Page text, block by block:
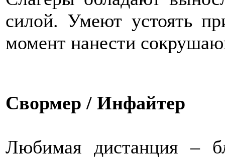
силой. Умеют устоять
момент нанести
Свормер / Инфайтер
Любимая дистанция –